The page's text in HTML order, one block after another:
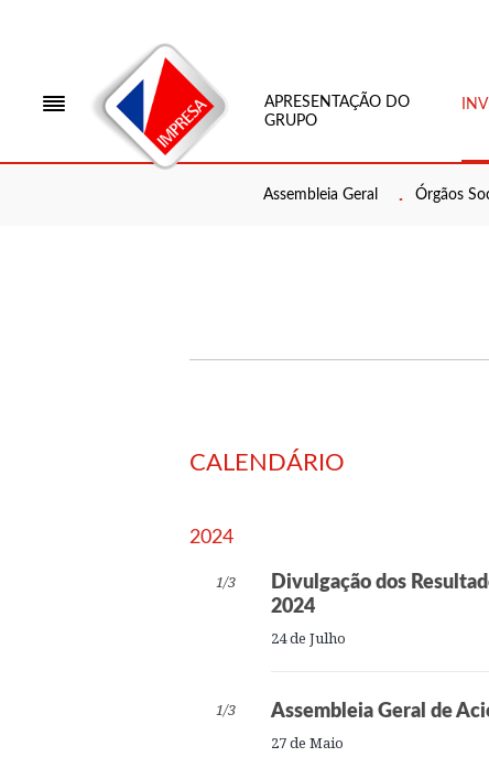
APRESENTAÇÃO DO
GRUPO
Assembleia Geral Órgãos
CALENDÁRIO
2024
1/3
Divulgação dos
2024
24 de Julho
1/3
Assembleia Geral de
27 de Maio